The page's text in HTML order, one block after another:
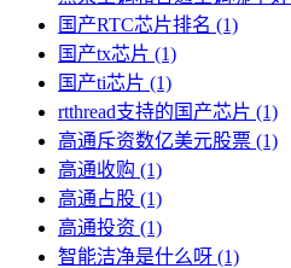
国产RTC芯片排名 (1)
国产tx芯片 (1)
国产ti芯片 (1)
rtthread支持的国产芯片 (1)
高通斥资数亿美元股票 (1)
高通收购 (1)
高通占股 (1)
高通投资 (1)
智能洁净是什么呀 (1)